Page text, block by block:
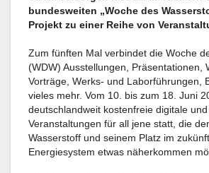
bundesweiten „Woche des
Projekt zu einer Reihe von
Zum fünften Mal verbindet die Woche
(WDW) Ausstellungen, Präsentationen,
Vorträge, Werks- und Laborführungen,
vieles mehr. Vom 10. bis zum 18. Juni
deutschlandweit kostenfreie digitale
Veranstaltungen für all jene statt, die
Wasserstoff und seinem Platz im
Energiesystem etwas näherkommen